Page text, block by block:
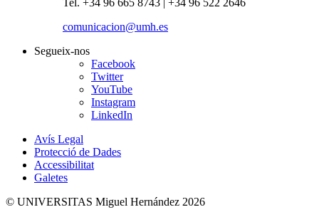
comunicacion@umh.es
Segueix-nos
Facebook
Twitter
YouTube
Instagram
LinkedIn
Avís Legal
Protecció de Dades
Accessibilitat
Galetes
© UNIVERSITAS Miguel Hernández 2026